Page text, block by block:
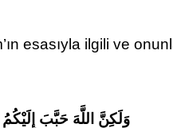
esasıyla ilgili ve
وَلَكِنَّ اللَّهَ حَبَّبَ